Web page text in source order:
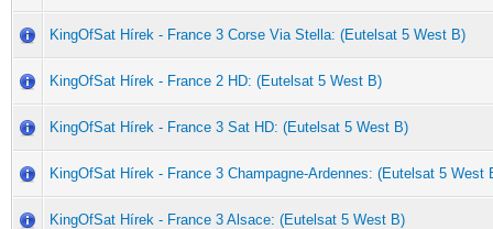
KingOfSat Hírek - France 3 Corse Via Stella: (Eutelsat 5 West B)
KingOfSat Hírek - France 2 HD: (Eutelsat 5 West B)
KingOfSat Hírek - France 3 Sat HD: (Eutelsat 5 West B)
KingOfSat Hírek - France 3 Champagne-Ardennes: (Eutelsat 5 West
KingOfSat Hírek - France 3 Alsace: (Eutelsat 5 West B)